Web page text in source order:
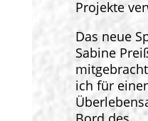
Projekte
Das neue
Sabine
ich für